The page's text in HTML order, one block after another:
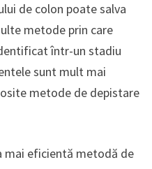
de colon poate salva
metode prin care
într-un stadiu
sunt mult mai
metode de depistare
mai eficientă metodă de